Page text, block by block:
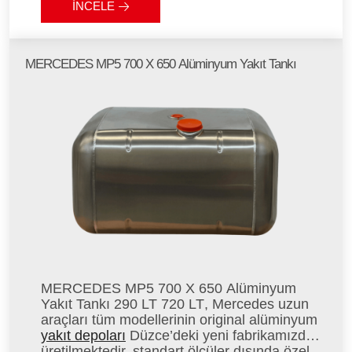
İNCELE
MERCEDES MP5 700 X 650 Alüminyum Yakıt Tankı
MERCEDES MP5 700 X 650 Alüminyum
Yakıt Tankı 290 LT 720 LT, Mercedes uzun
araçları tüm modellerinin original alüminyum
yakıt depoları Düzce’deki yeni fabrikamızda